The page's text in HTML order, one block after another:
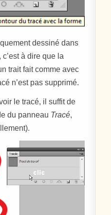
dessiné dans
c’est à dire que la
trait fait comme avec
n’est pas supprimé.
le tracé, il suffit de
du panneau Tracé,